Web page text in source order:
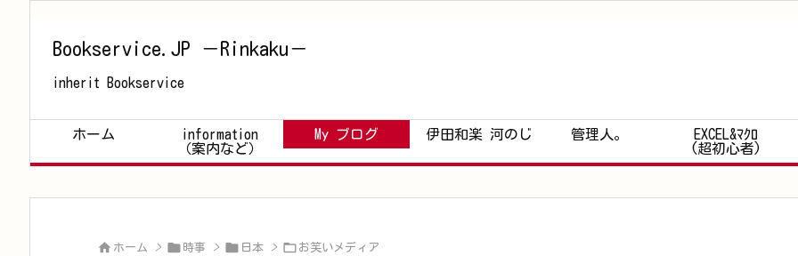
Bookservice.JP －Rinkaku－
inherit Bookservice
ホーム
information
（案内など）
My ブログ 伊田和楽 河のじ 管理人。
EXCEL&ﾏｸﾛ
(超初心者)
 ホーム >  時事 >  日本 >  お笑いメディア